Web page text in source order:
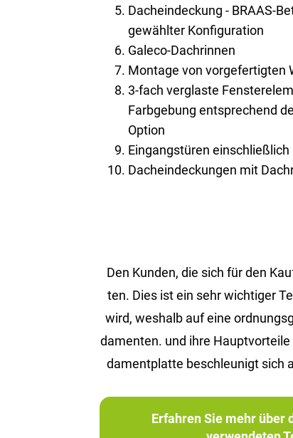
Dacheindeckung - BRAAS-
gewählter Konfiguration
Galeco-Dachrinnen
Montage von vorgefertigten
3-fach verglaste
Farbgebung entsprechend
Option
Eingangstüren einschließlich
Dacheindeckungen mit
Den Kun­den, die sich für den
ten. Dies ist ein sehr wich­ti­ger
wird, wes­halb auf eine
da­men­ten. und ihre
da­ment­plat­te be­schleu­nigt sich
Erfahren Sie mehr über